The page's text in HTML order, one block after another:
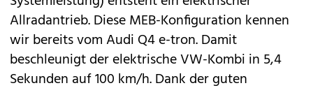
Allradantrieb. Diese MEB-Konfiguration kennen
wir bereits vom Audi Q4 e-tron. Damit
beschleunigt der elektrische VW-Kombi in 5,4
Sekunden auf 100 km/h. Dank der guten